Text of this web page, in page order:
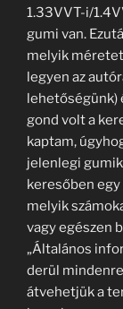
1.33VVT-i/
gumi van.
melyik
legyen az
lehetőségünk)
gond volt a
kaptam,
jelenlegi
keresőben
melyik
vagy egészen
„Általános
derül
átvehetjük a